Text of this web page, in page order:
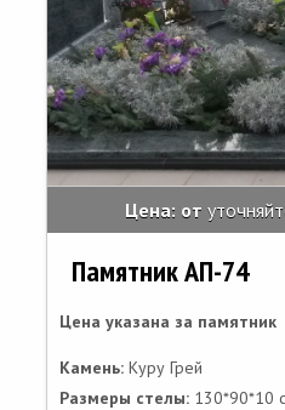
Цена: от
Памятник АП-74
Цена указана за памятник
Камень: Куру Грей
Размеры стелы: 130*90*10